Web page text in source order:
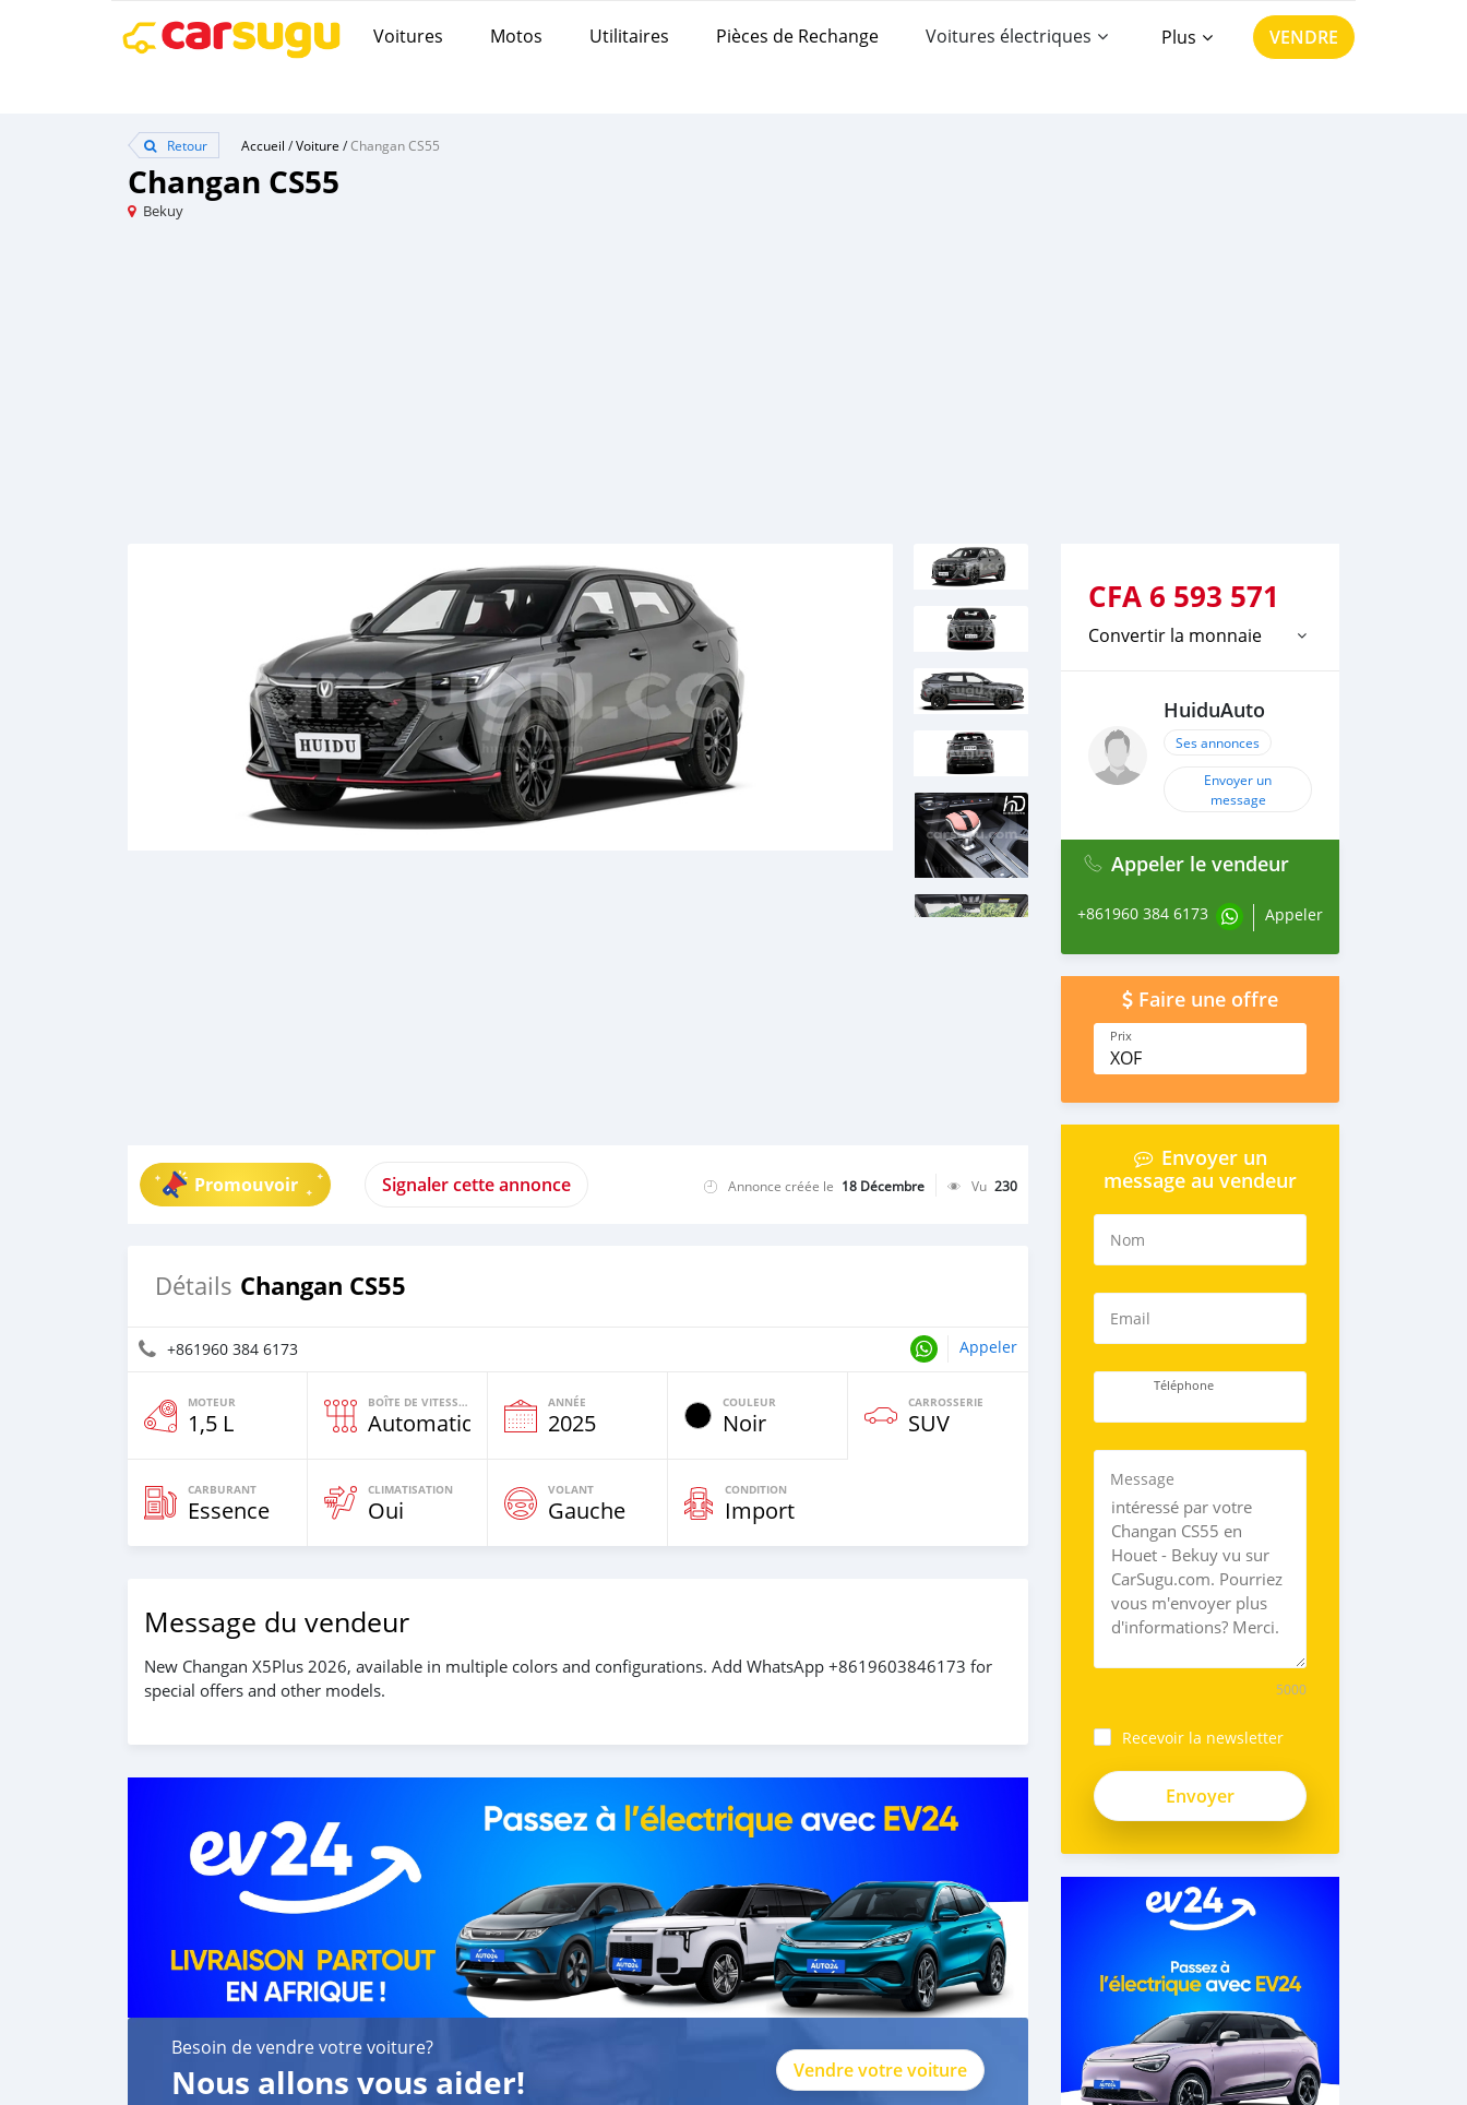
Voitures Motos Utilitaires Pièces de Rechange Voitures électriques Plus VENDRE
Retour Accueil /Voiture /Changan CS55
Changan CS55
Bekuy
Promouvoir Signaler cette annonce Annonce créée le 18 Décembre Vu 230
Détails Changan CS55
+861960 384 6173 Appeler
MOTEUR
1,5 L
BOÎTE DE VITESSES
Automatique
ANNÉE
2025
COULEUR
Noir
CARROSSERIE
SUV
CARBURANT
Essence
CLIMATISATION
Oui
VOLANT
Gauche
CONDITION
Import
Message du vendeur
New Changan X5Plus 2026, available in multiple colors and configurations. Add WhatsApp +8619603846173 for
special offers and other models.
Besoin de vendre votre voiture?
Nous allons vous aider! Vendre votre voiture
CFA 6 593 571
Convertir la monnaie
HuiduAuto
Ses annonces
Envoyer un
message
Appeler le vendeur
+861960 384 6173 Appeler
Faire une offre
Prix
XOF
Envoyer un
message au vendeur
Nom
Email
Téléphone
Message
5000
Recevoir la newsletter